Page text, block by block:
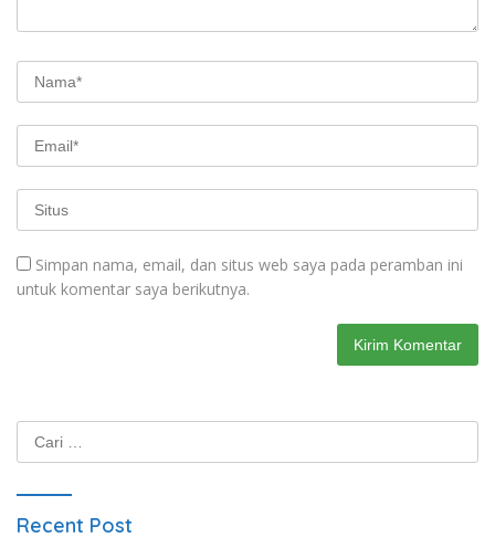
Simpan nama, email, dan situs web saya pada peramban ini
untuk komentar saya berikutnya.
Cari
untuk:
Recent Post